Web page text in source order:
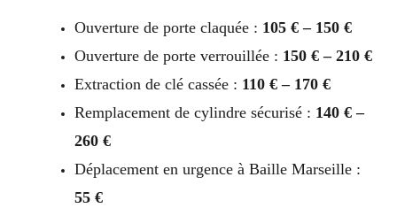
Ouverture de porte claquée : 105 € – 150 €
Ouverture de porte verrouillée : 150 € – 210 €
Extraction de clé cassée : 110 € – 170 €
Remplacement de cylindre sécurisé : 140 € –
260 €
Déplacement en urgence à Baille Marseille :
55 €